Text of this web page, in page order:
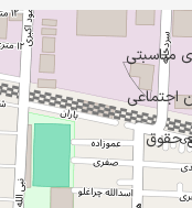
مناسبتی
اجتماعی
حقوق